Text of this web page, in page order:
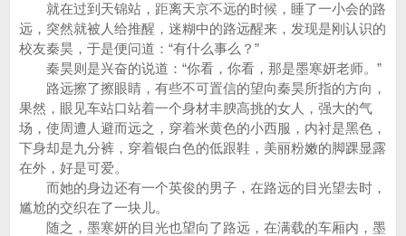
就在过到天锦站，距离天京不远的时候，睡了一小会的路
远，突然就被人给推醒，迷糊中的路远醒来，发现是刚认识的
校友秦昊，于是便问道：“有什么事么？”
秦昊则是兴奋的说道：“你看，你看，那是墨寒妍老师。”
路远擦了擦眼睛，有些不可置信的望向秦昊所指的方向，
果然，眼见车站口站着一个身材丰腴高挑的女人，强大的气
场，使周遭人避而远之，穿着米黄色的小西服，内衬是黑色，
下身却是九分裤，穿着银白色的低跟鞋，美丽粉嫩的脚踝显露
在外，好是可爱。
而她的身边还有一个英俊的男子，在路远的目光望去时，
尴尬的交织在了一块儿。
随之，墨寒妍的目光也望向了路远，在满载的车厢内，墨